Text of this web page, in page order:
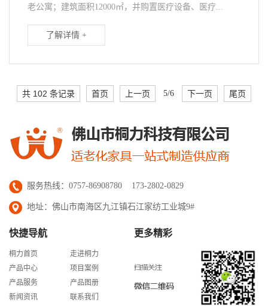
老公寓；建筑面积12000㎡，并购置医疗设备、医疗...
了解详情 +
共 102 条记录 首页 上一页 5/6 下一页 尾页
服务热线：0757-86908780 173-2802-0829
地址：佛山市南海区九江镇石江家纺工业城9#
快捷导航
桐力首页
走进桐力
产品中心
项目案例
产品服务
产品图册
新闻资讯
联系我们
更多精彩